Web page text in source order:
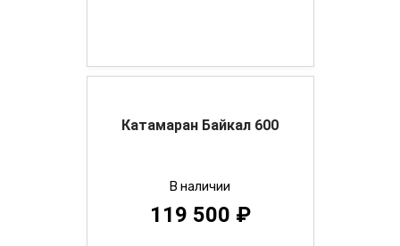
Катамаран Байкал 600
В наличии
119 500 ₽